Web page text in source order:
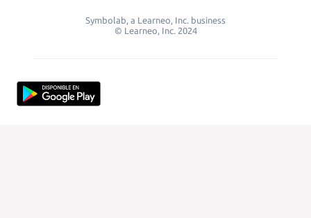
Symbolab, a Learneo, Inc. business
© Learneo, Inc. 2024